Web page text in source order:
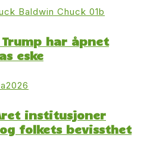
har åpnet
eske
institusjoner
folkets bevissthet